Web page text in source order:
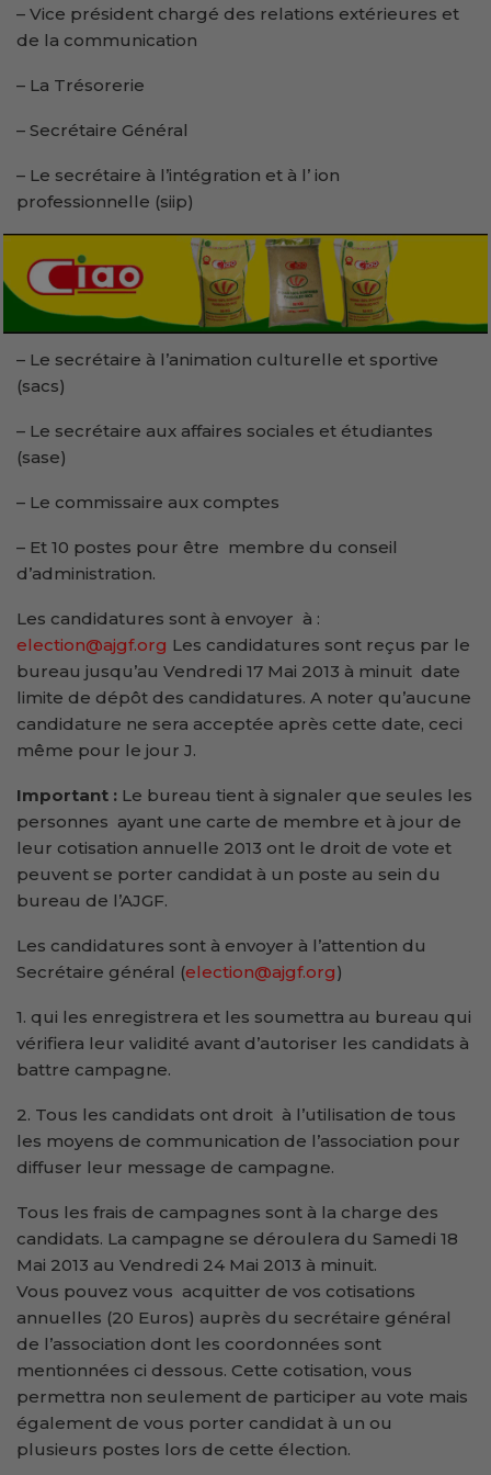
– Vice président chargé des relations extérieures et
de la communication
– La Trésorerie
– Secrétaire Général
– Le secrétaire à l’intégration et à l’ ion
professionnelle (siip)
– Le secrétaire à l’animation culturelle et sportive
(sacs)
– Le secrétaire aux affaires sociales et étudiantes
(sase)
– Le commissaire aux comptes
– Et 10 postes pour être membre du conseil
d’administration.
Les candidatures sont à envoyer à :
election@ajgf.org Les candidatures sont reçus par le
bureau jusqu’au Vendredi 17 Mai 2013 à minuit date
limite de dépôt des candidatures. A noter qu’aucune
candidature ne sera acceptée après cette date, ceci
même pour le jour J.
Important : Le bureau tient à signaler que seules les
personnes ayant une carte de membre et à jour de
leur cotisation annuelle 2013 ont le droit de vote et
peuvent se porter candidat à un poste au sein du
bureau de l’AJGF.
Les candidatures sont à envoyer à l’attention du
Secrétaire général (election@ajgf.org)
1. qui les enregistrera et les soumettra au bureau qui
vérifiera leur validité avant d’autoriser les candidats à
battre campagne.
2. Tous les candidats ont droit à l’utilisation de tous
les moyens de communication de l’association pour
diffuser leur message de campagne.
Tous les frais de campagnes sont à la charge des
candidats. La campagne se déroulera du Samedi 18
Mai 2013 au Vendredi 24 Mai 2013 à minuit.
Vous pouvez vous acquitter de vos cotisations
annuelles (20 Euros) auprès du secrétaire général
de l’association dont les coordonnées sont
mentionnées ci dessous. Cette cotisation, vous
permettra non seulement de participer au vote mais
également de vous porter candidat à un ou
plusieurs postes lors de cette élection.